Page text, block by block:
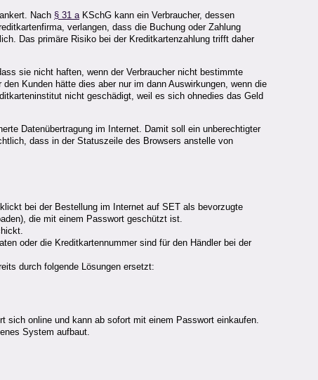
Nach § 31 a KSchG kann ein Verbraucher, dessen
verlangen, dass die Buchung oder Zahlung
Das primäre Risiko bei der Kreditkartenzahlung trifft daher
sie nicht haften, wenn der Verbraucher nicht bestimmte
Kunden hätte dies aber nur im dann Auswirkungen, wenn die
nicht geschädigt, weil es sich ohnedies das Geld
Datenübertragung im Internet. Damit soll ein unberechtigter
dass in der Statuszeile des Browsers anstelle von
bei der Bestellung im Internet auf SET als bevorzugte
die mit einem Passwort geschützt ist.
oder die Kreditkartennummer sind für den Händler bei der
durch folgende Lösungen ersetzt:
sich online und kann ab sofort mit einem Passwort einkaufen.
System aufbaut.